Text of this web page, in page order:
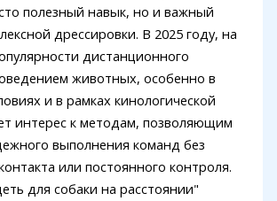
полезный навык, но и важный
дрессировки. В 2025 году, на
дистанционного
животных, особенно в
и в рамках кинологической
интерес к методам, позволяющим
выполнения команд без
или постоянного контроля.
для собаки на расстоянии"